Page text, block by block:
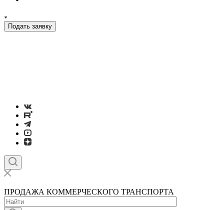
Подать заявку
ПРОДАЖА КОММЕРЧЕСКОГО ТРАНСПОРТА